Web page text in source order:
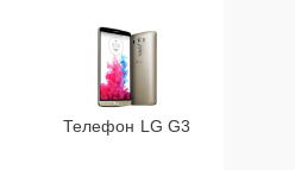
Телефон LG G3